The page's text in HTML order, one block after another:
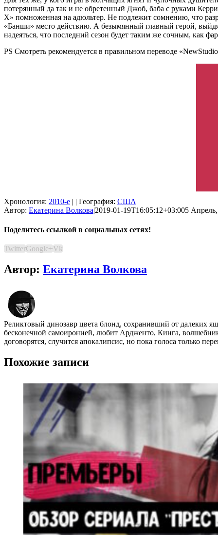
потерянный да так и не обретенный Джоб, баба с руками
Х» помноженная на адюльтер. Не подлежит сомнению, что
«Банши» место действию. А безымянный главный герой, выйдя
надеяться, что последний сезон будет таким же сочным, как
PS Смотреть рекомендуется в правильном переводе
Хронология: 2010-е | | География: США
Автор: Екатерина Волкова|2019-01-19T16:05:12+03:005
Поделитесь ссылкой в социальных сетях!
TwitterGoogle+Vk
Автор: Екатерина Волкова
Реликтовый динозавр цвета блонд, сохранивший от далеких
бесконечной самоиронией, любит Ардженто, Кинга,
договорятся, случится апокалипсис, но пока голоса только
Похожие записи